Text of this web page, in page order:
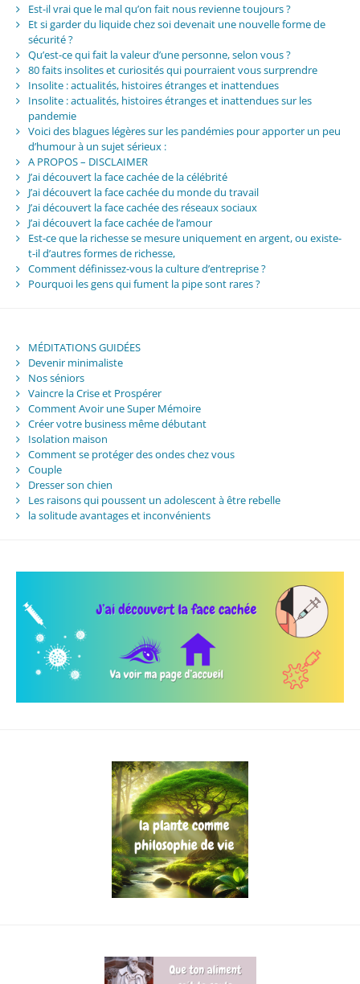
Est-il vrai que le mal qu’on fait nous revienne toujours ?
Et si garder du liquide chez soi devenait une nouvelle forme de
sécurité ?
Qu’est-ce qui fait la valeur d’une personne, selon vous ?
80 faits insolites et curiosités qui pourraient vous surprendre
Insolite : actualités, histoires étranges et inattendues
Insolite : actualités, histoires étranges et inattendues sur les
pandemie
Voici des blagues légères sur les pandémies pour apporter un peu
d’humour à un sujet sérieux :
A PROPOS – DISCLAIMER
J’ai découvert la face cachée de la célébrité
J’ai découvert la face cachée du monde du travail
J’ai découvert la face cachée des réseaux sociaux
J’ai découvert la face cachée de l’amour
Est-ce que la richesse se mesure uniquement en argent, ou existe-
t-il d’autres formes de richesse,
Comment définissez-vous la culture d’entreprise ?
Pourquoi les gens qui fument la pipe sont rares ?
MÉDITATIONS GUIDÉES
Devenir minimaliste
Nos séniors
Vaincre la Crise et Prospérer
Comment Avoir une Super Mémoire
Créer votre business même débutant
Isolation maison
Comment se protéger des ondes chez vous
Couple
Dresser son chien
Les raisons qui poussent un adolescent à être rebelle
la solitude avantages et inconvénients